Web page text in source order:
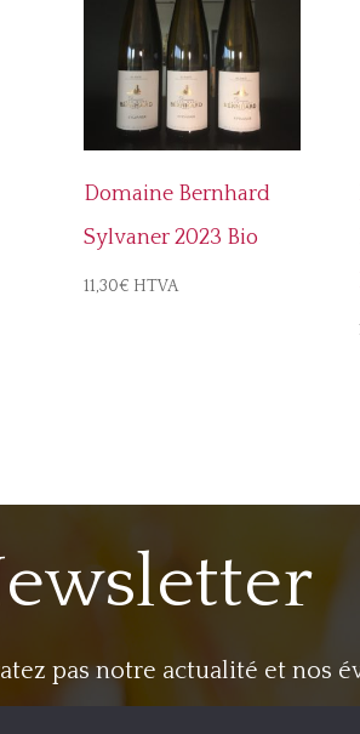
Domaine Bernhard
Sylvaner 2023 Bio
11,30€ HTVA
pas notre actualité et nos